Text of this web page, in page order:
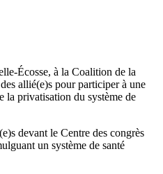
Écosse, à la Coalition de la
allié(e)s pour participer à une
la privatisation du système de
devant le Centre des congrès
un système de santé